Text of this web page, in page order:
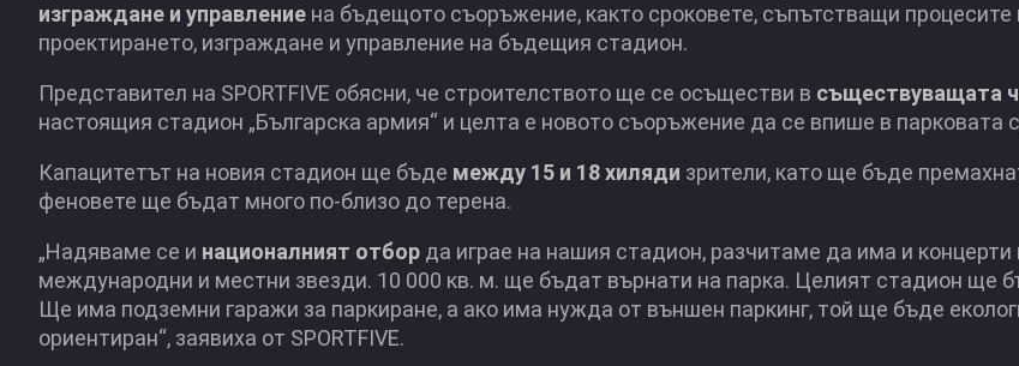
изграждане и управление на бъдещото съоръжение, както сроковете, съпътстващи процесите
проектирането, изграждане и управление на бъдещия стадион.
Представител на SPORTFIVE обясни, че строителството ще се осъществи в съществуващата
настоящия стадион „Българска армия“ и целта е новото съоръжение да се впише в парковата
Капацитетът на новия стадион ще бъде между 15 и 18 хиляди зрители, като ще бъде
феновете ще бъдат много по-близо до терена.
„Надяваме се и националният отбор да играе на нашия стадион, разчитаме да има и концерти
международни и местни звезди. 10 000 кв. м. ще бъдат върнати на парка. Целият стадион ще
Ще има подземни гаражи за паркиране, а ако има нужда от външен паркинг, той ще бъде
ориентиран“, заявиха от SPORTFIVE.